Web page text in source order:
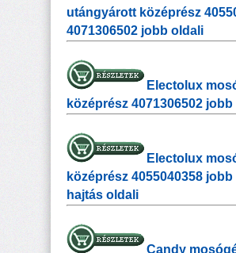
utángyárott középrész
4071306502 jobb oldali
Electolux
középrész 4071306502
Electolux
középrész 4055040358
hajtás oldali
Candy